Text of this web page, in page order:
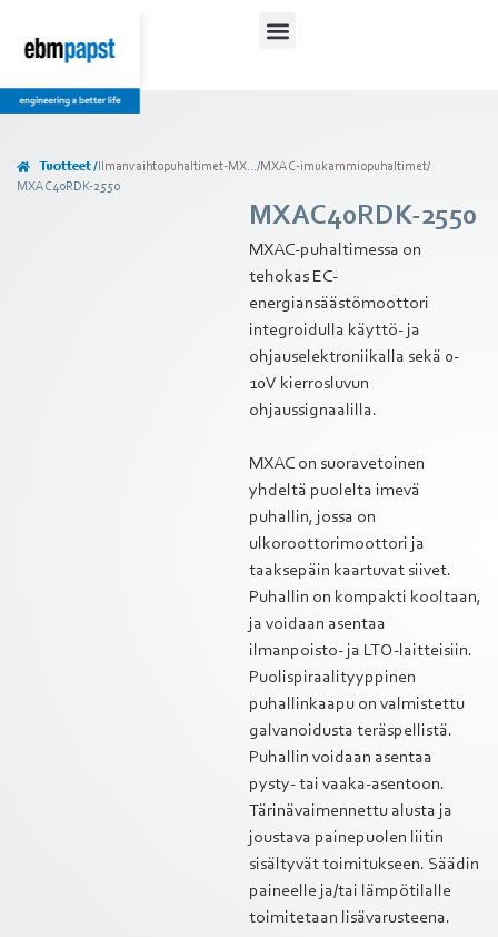
Tuotteet / Ilmanvaihtopuhaltimet-MX.../MXAC-imukammiopuhaltimet/
MXAC40RDK-2550
MXAC40RDK-2550
MXAC-puhaltimessa on
tehokas EC-
energiansäästömoottori
integroidulla käyttö- ja
ohjauselektroniikalla sekä 0-
10V kierrosluvun
ohjaussignaalilla.
MXAC on suoravetoinen
yhdeltä puolelta imevä
puhallin, jossa on
ulkoroottorimoottori ja
taaksepäin kaartuvat siivet.
Puhallin on kompakti kooltaan,
ja voidaan asentaa
ilmanpoisto- ja LTO-laitteisiin.
Puolispiraalityyppinen
puhallinkaapu on valmistettu
galvanoidusta teräspellistä.
Puhallin voidaan asentaa
pysty- tai vaaka-asentoon.
Tärinävaimennettu alusta ja
joustava painepuolen liitin
sisältyvät toimitukseen. Säädin
paineelle ja/tai lämpötilalle
toimitetaan lisävarusteena.